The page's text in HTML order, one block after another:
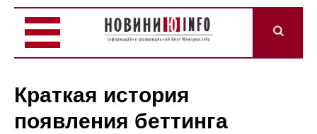
Краткая история
появления беттинга